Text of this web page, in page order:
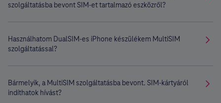
szolgáltatásba bevont SIM-et tartalmazó eszközről?
Használhatom DualSIM-es iPhone készülékem MultiSIM
szolgáltatással?
Bármelyik, a MultiSIM szolgáltatásba bevont. SIM-kártyáról
indíthatok hívást?